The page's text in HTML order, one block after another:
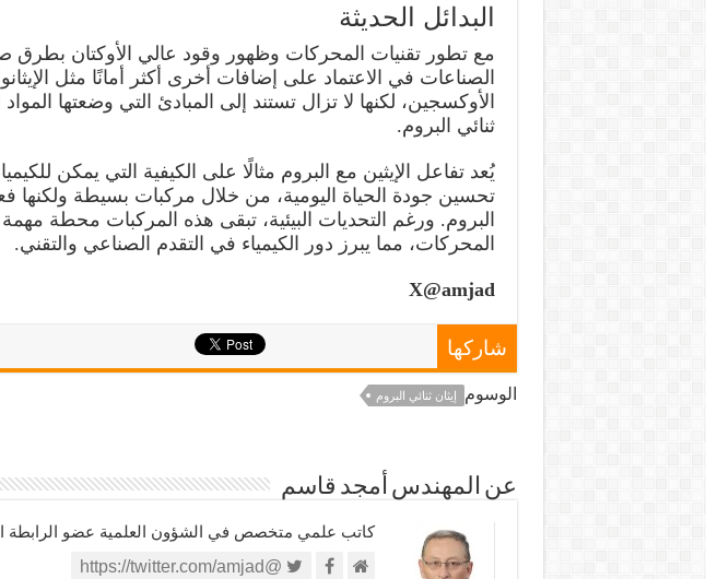
البدائل الحديثة
مع تطور تقنيات المحركات وظهور وقود عالي الأوكتان بطرق
الصناعات في الاعتماد على إضافات أخرى أكثر أمانًا مثل
الأوكسجين، لكنها لا تزال تستند إلى المبادئ التي وضعتها المواد
ثنائي البروم.
يُعد تفاعل الإيثين مع البروم مثالًا على الكيفية التي يمكن
تحسين جودة الحياة اليومية، من خلال مركبات بسيطة ولكنها
البروم. ورغم التحديات البيئية، تبقى هذه المركبات محطة
المحركات، مما يبرز دور الكيمياء في التقدم الصناعي والتقني.
X@amjad
شاركها
الوسوم إيثان ثنائي البروم
عن المهندس أمجد قاسم
كاتب علمي متخصص في الشؤون العلمية عضو الرابطة
@https://twitter.com/amjad